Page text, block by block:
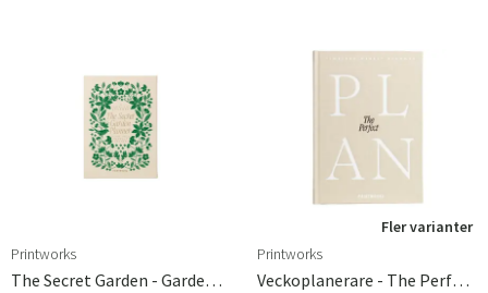
Printworks
The Secret Garden - Garden Journal
Fler varianter
Printworks
Veckoplanerare - The Perfect Plan Beige